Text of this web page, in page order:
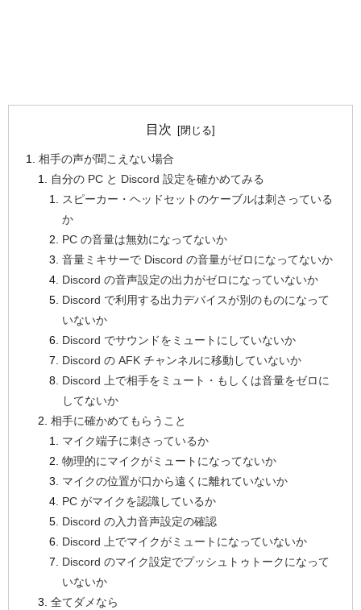
目次
相手の声が聞こえない場合
自分の PC と Discord 設定を確かめてみる
スピーカー・ヘッドセットのケーブルは刺さっている
か
PC の音量は無効になってないか
音量ミキサーで Discord の音量がゼロになってないか
Discord の音声設定の出力がゼロになっていないか
Discord で利用する出力デバイスが別のものになって
いないか
Discord でサウンドをミュートにしていないか
Discord の AFK チャンネルに移動していないか
Discord 上で相手をミュート・もしくは音量をゼロに
してないか
相手に確かめてもらうこと
マイク端子に刺さっているか
物理的にマイクがミュートになってないか
マイクの位置が口から遠くに離れていないか
PC がマイクを認識しているか
Discord の入力音声設定の確認
Discord 上でマイクがミュートになっていないか
Discord のマイク設定でプッシュトゥトークになって
いないか
全てダメなら